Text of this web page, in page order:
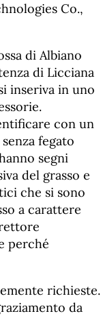
Co.,
di Albiano
di Licciana
inseriva in uno
con un
fegato
segni
del grasso e
che si sono
a carattere
perché
richieste.
da